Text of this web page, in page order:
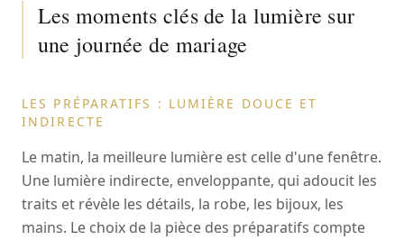
Les moments clés de la lumière sur
une journée de mariage
LES PRÉPARATIFS : LUMIÈRE DOUCE ET
INDIRECTE
Le matin, la meilleure lumière est celle d'une fenêtre.
Une lumière indirecte, enveloppante, qui adoucit les
traits et révèle les détails, la robe, les bijoux, les
mains. Le choix de la pièce des préparatifs compte